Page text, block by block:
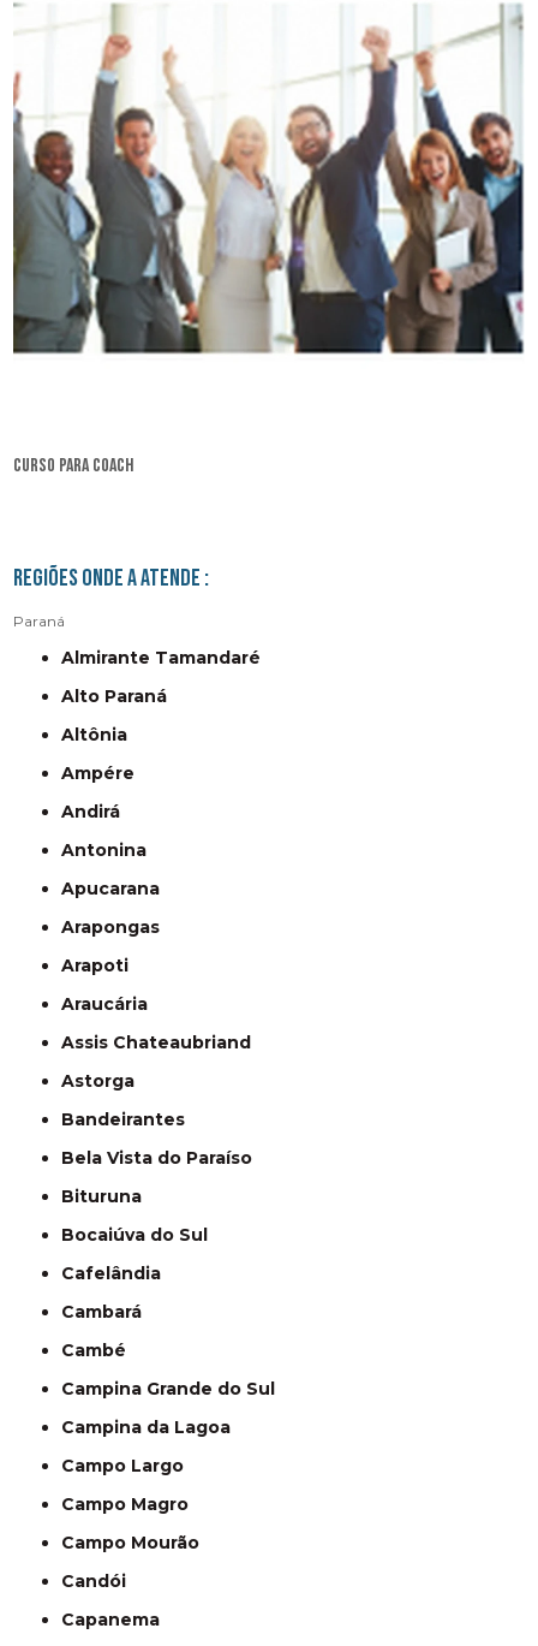
curso para coach
Regiões onde a atende :
Paraná
Almirante Tamandaré
Alto Paraná
Altônia
Ampére
Andirá
Antonina
Apucarana
Arapongas
Arapoti
Araucária
Assis Chateaubriand
Astorga
Bandeirantes
Bela Vista do Paraíso
Bituruna
Bocaiúva do Sul
Cafelândia
Cambará
Cambé
Campina Grande do Sul
Campina da Lagoa
Campo Largo
Campo Magro
Campo Mourão
Candói
Capanema